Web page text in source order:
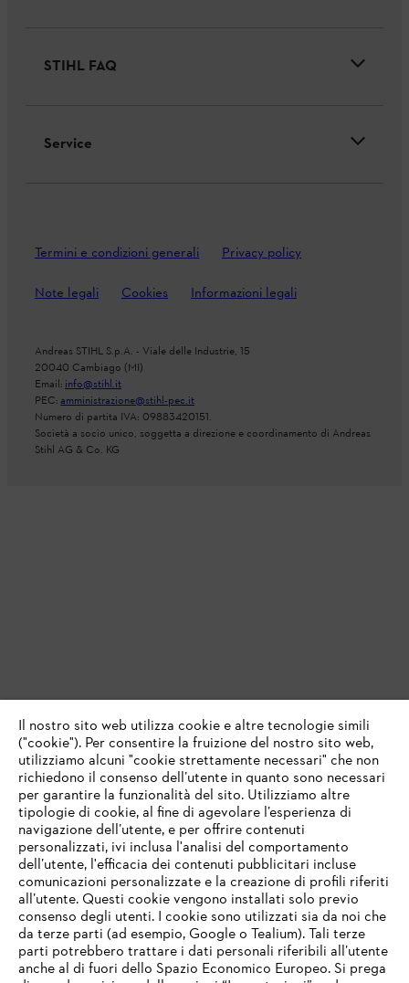
STIHL FAQ
Service
Termini e condizioni generali Privacy policy
Note legali Cookies Informazioni legali
Andreas STIHL S.p.A. - Viale delle Industrie, 15
20040 Cambiago (MI)
Email:info@stihl.it
PEC:amministrazione@stihl-pec.it
Numero di partita IVA: 09883420151.
Società a socio unico, soggetta a direzione e coordinamento di Andreas
Stihl AG & Co. KG
Il nostro sito web utilizza cookie e altre tecnologie simili
("cookie"). Per consentire la fruizione del nostro sito web,
utilizziamo alcuni "cookie strettamente necessari" che non
richiedono il consenso dell’utente in quanto sono necessari
per garantire la funzionalità del sito. Utilizziamo altre
tipologie di cookie, al fine di agevolare l’esperienza di
navigazione dell’utente, e per offrire contenuti
personalizzati, ivi inclusa l'analisi del comportamento
dell’utente, l'efficacia dei contenuti pubblicitari incluse
comunicazioni personalizzate e la creazione di profili riferiti
all’utente. Questi cookie vengono installati solo previo
consenso degli utenti. I cookie sono utilizzati sia da noi che
da terze parti (ad esempio, Google o Tealium). Tali terze
parti potrebbero trattare i dati personali riferibili all’utente
anche al di fuori dello Spazio Economico Europeo. Si prega